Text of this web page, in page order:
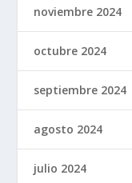
noviembre 2024
octubre 2024
septiembre 2024
agosto 2024
julio 2024